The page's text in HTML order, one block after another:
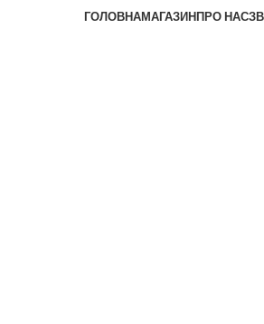
ГОЛОВНАМАГАЗИН ПРО НАС